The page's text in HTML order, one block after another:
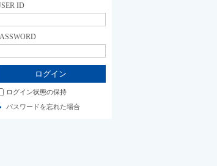
ID
ログイン状態の保持
パスワードを忘れた場合